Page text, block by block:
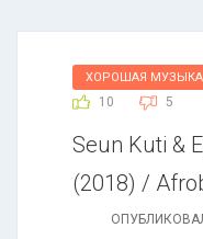
ХОРОШАЯ МУЗЫКА
10
5
Seun Kuti &
(2018) /